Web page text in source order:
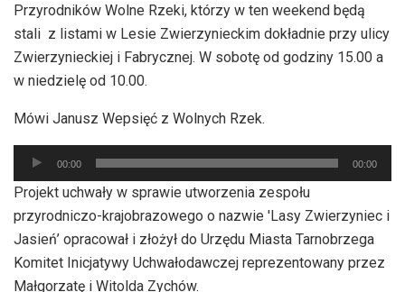
Przyrodników Wolne Rzeki, którzy w ten weekend będą
stali z listami w Lesie Zwierzynieckim dokładnie przy ulicy
Zwierzynieckiej i Fabrycznej. W sobotę od godziny 15.00 a
w niedzielę od 10.00.
Mówi Janusz Wepsięć z Wolnych Rzek.
Odtwarzacz
plików
dźwiękowych
00:00 00:00
Projekt uchwały w sprawie utworzenia zespołu
przyrodniczo-krajobrazowego o nazwie 'Lasy Zwierzyniec i
Jasień’ opracował i złożył do Urzędu Miasta Tarnobrzega
Komitet Inicjatywy Uchwałodawczej reprezentowany przez
Małgorzatę i Witolda Zychów.